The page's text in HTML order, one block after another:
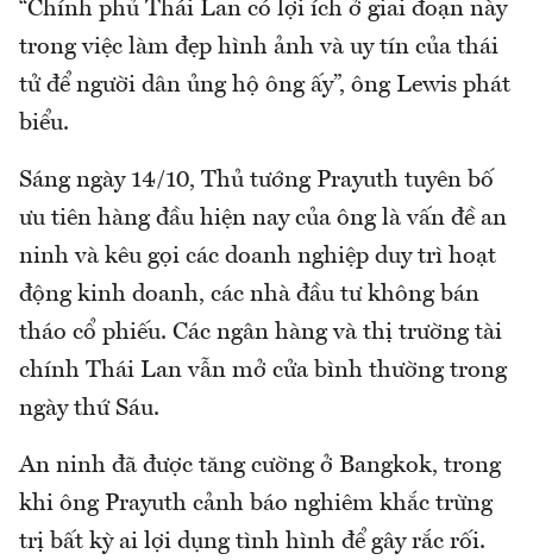
“Chính phủ Thái Lan có lợi ích ở giai đoạn này
trong việc làm đẹp hình ảnh và uy tín của thái
tử để người dân ủng hộ ông ấy”, ông Lewis phát
biểu.
Sáng ngày 14/10, Thủ tướng Prayuth tuyên bố
ưu tiên hàng đầu hiện nay của ông là vấn đề an
ninh và kêu gọi các doanh nghiệp duy trì hoạt
động kinh doanh, các nhà đầu tư không bán
tháo cổ phiếu. Các ngân hàng và thị trường tài
chính Thái Lan vẫn mở cửa bình thường trong
ngày thứ Sáu.
An ninh đã được tăng cường ở Bangkok, trong
khi ông Prayuth cảnh báo nghiêm khắc trừng
trị bất kỳ ai lợi dụng tình hình để gây rắc rối.